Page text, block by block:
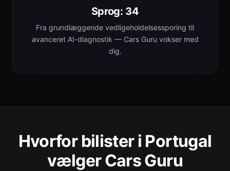
Sprog: 34
Fra grundlæggende vedligeholdelsessporing til
avanceret AI-diagnostik — Cars Guru vokser med
dig.
Hvorfor bilister i Portugal
vælger Cars Guru